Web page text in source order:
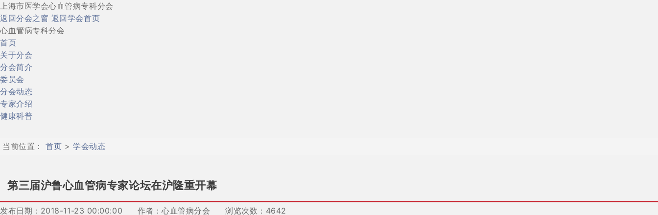
上海市医学会心血管病专科分会
返回分会之窗 返回学会首页
心血管病专科分会
首页
关于分会
分会简介
委员会
分会动态
专家介绍
健康科普
当前位置：首页 > 学会动态
第三届沪鲁心血管病专家论坛在沪隆重开幕
发布日期：2018-11-23 00:00:00 作者：心血管病分会 浏览次数：4642